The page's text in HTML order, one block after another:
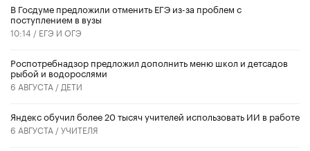
В Госдуме предложили отменить ЕГЭ из-за проблем с
поступлением в вузы
10:14 / ЕГЭ И ОГЭ
Роспотребнадзор предложил дополнить меню школ и детсадов
рыбой и водорослями
6 АВГУСТА / ДЕТИ
​Яндекс обучил более 20 тысяч учителей использовать ИИ в работе
6 АВГУСТА /УЧИТЕЛЯ